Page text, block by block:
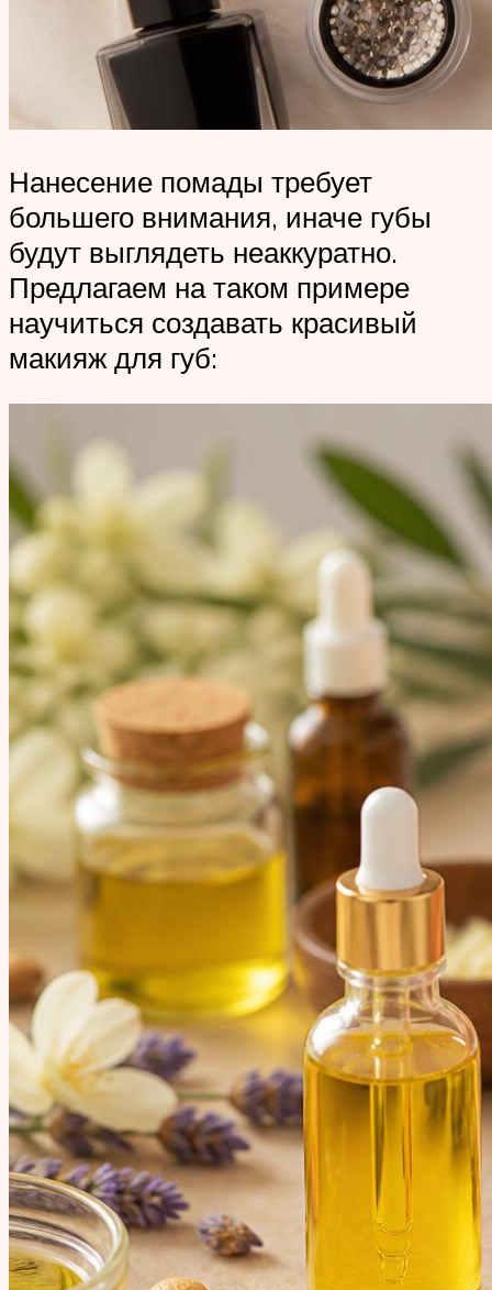
Нанесение помады требует
большего внимания, иначе губы
будут выглядеть неаккуратно.
Предлагаем на таком примере
научиться создавать красивый
макияж для губ: